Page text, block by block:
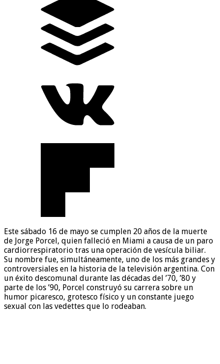
Este sábado 16 de mayo se cumplen 20 años de la muerte
de Jorge Porcel, quien falleció en Miami a causa de un paro
cardiorrespiratorio tras una operación de vesícula biliar.
Su nombre fue, simultáneamente, uno de los más grandes y
controversiales en la historia de la televisión argentina. Con
un éxito descomunal durante las décadas del ’70, ’80 y
parte de los ’90, Porcel construyó su carrera sobre un
humor picaresco, grotesco físico y un constante juego
sexual con las vedettes que lo rodeaban.